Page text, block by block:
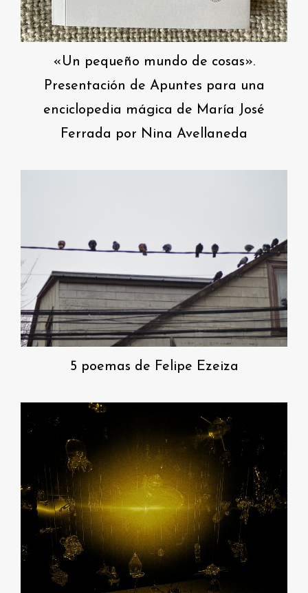
«Un pequeño mundo de cosas».
Presentación de Apuntes para una
enciclopedia mágica de María José
Ferrada por Nina Avellaneda
5 poemas de Felipe Ezeiza